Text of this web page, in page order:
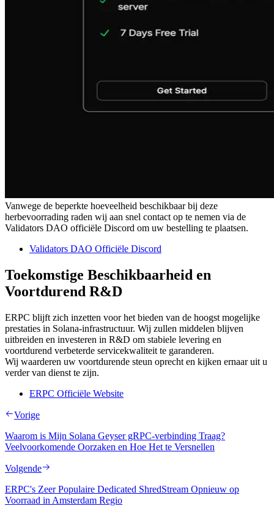
Vanwege de beperkte hoeveelheid beschikbaar bij deze
herbevoorrading raden wij aan snel contact op te nemen via de
Validators DAO officiële Discord om uw bestelling te plaatsen.
Validators DAO Officiële Discord
Toekomstige Beschikbaarheid en
Voortdurend R&D
ERPC blijft zich inzetten voor het bieden van de hoogst mogelijke
prestaties in Solana-infrastructuur. Wij zullen middelen blijven
uitbreiden en investeren in R&D om stabiele levering en
voortdurend verbeterde servicekwaliteit te garanderen.
Wij waarderen uw voortdurende steun oprecht en kijken ernaar uit u
verder van dienst te zijn.
ERPC Officiële Website
Vorige
Waarom is Mijn Solana Geyser gRPC-verbinding Traag?
Veelvoorkomende Oorzaken en Hoe Het te Versnellen
Volgende
ERPC's Zeer Populaire Dedicated ShredStream Opnieuw op
Voorraad in Amsterdam Regio